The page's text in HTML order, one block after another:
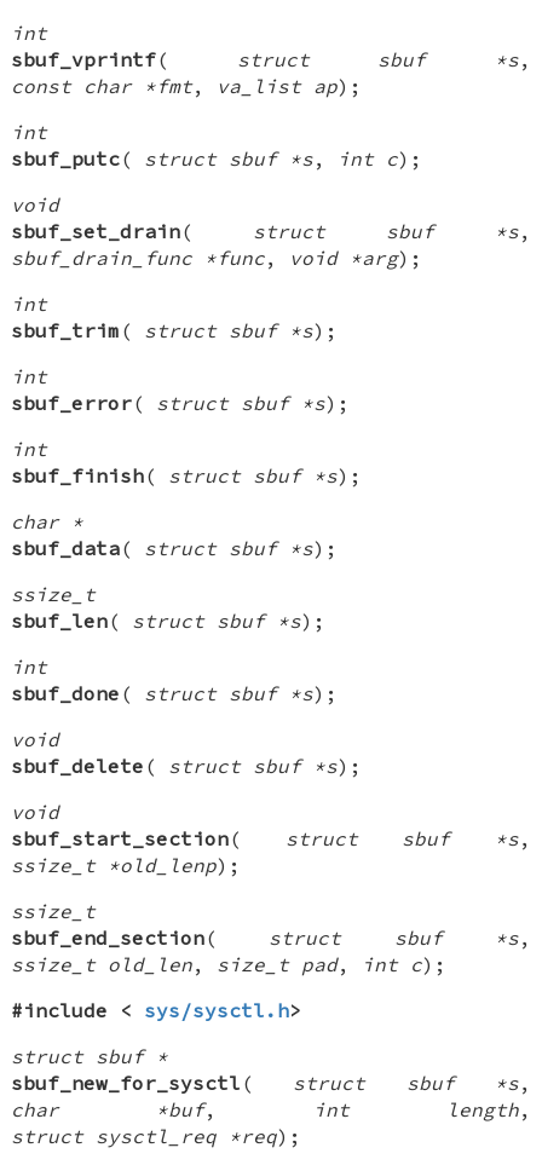
int
sbuf_vprintf( struct sbuf *s,
const char *fmt, va_list ap);
int
sbuf_putc( struct sbuf *s, int c);
void
sbuf_set_drain( struct sbuf *s,
sbuf_drain_func *func, void *arg);
int
sbuf_trim ( struct sbuf *s);
int
sbuf_error( struct sbuf *s);
int
sbuf_finish( struct sbuf *s);
char *
sbuf_data( struct sbuf *s);
ssize_t
sbuf_len( struct sbuf *s);
int
sbuf_done ( struct sbuf *s);
void
sbuf_delete ( struct sbuf *s);
void
sbuf_start_section( struct sbuf *s,
ssize_t *old_lenp);
ssize_t
sbuf_end_section( struct sbuf *s,
ssize_t old_len, size_t pad, int c);
#include < sys/sysctl.h>
struct sbuf *
sbuf_new_for_sysctl ( struct sbuf *s,
char *buf, int length,
struct sysctl_req *req);